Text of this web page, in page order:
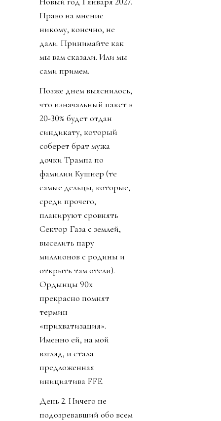
Право на мнение
никому, конечно, не
дали. Принимайте как
мы вам сказали. Или мы
сами примем.
Позже днем выяснилось,
что изначальный пакет в
20-30% будет отдан
синдикату, который
соберет брат мужа
дочки Трампа по
фамилии Кушнер (те
самые дельцы, которые,
среди прочего,
планируют сровнять
Сектор Газа с землей,
выселить пару
миллионов с родины и
открыть там отели).
Ордынцы 90х
прекрасно помнят
термин
«прихватизация».
Именно ей, на мой
взгляд, и стала
предложенная
инициатива FFE.
День 2. Ничего не
подозревавший обо всем